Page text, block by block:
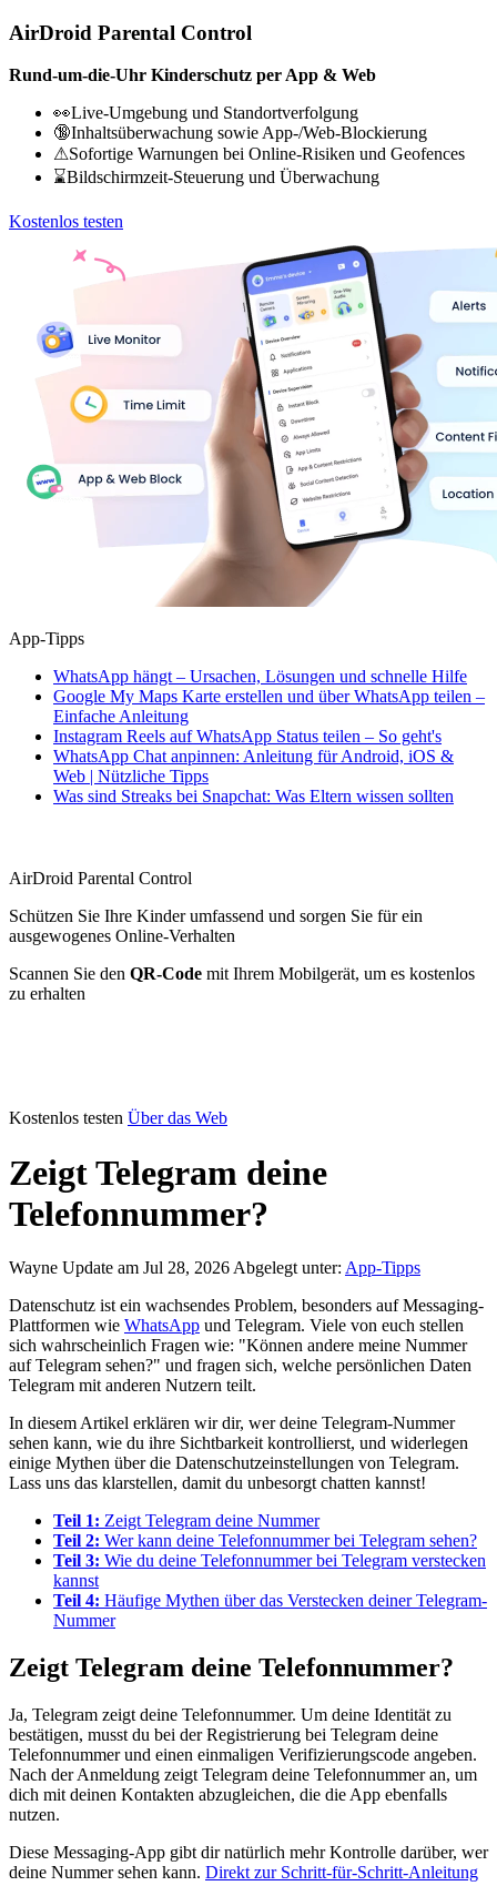
AirDroid Parental Control
Rund-um-die-Uhr Kinderschutz per App & Web
👀Live-Umgebung und Standortverfolgung
🔞Inhaltsüberwachung sowie App-/Web-Blockierung
⚠Sofortige Warnungen bei Online-Risiken und Geofences
⌛Bildschirmzeit-Steuerung und Überwachung
Kostenlos testen
App-Tipps
WhatsApp hängt – Ursachen, Lösungen und schnelle Hilfe
Google My Maps Karte erstellen und über WhatsApp teilen –
Einfache Anleitung
Instagram Reels auf WhatsApp Status teilen – So geht's
WhatsApp Chat anpinnen: Anleitung für Android, iOS &
Web | Nützliche Tipps
Was sind Streaks bei Snapchat: Was Eltern wissen sollten
AirDroid Parental Control
Schützen Sie Ihre Kinder umfassend und sorgen Sie für ein
ausgewogenes Online-Verhalten
Scannen Sie den QR-Code mit Ihrem Mobilgerät, um es kostenlos
zu erhalten
Kostenlos testen Über das Web
Zeigt Telegram deine
Telefonnummer?
Wayne Update am Jul 28, 2026 Abgelegt unter: App-Tipps
Datenschutz ist ein wachsendes Problem, besonders auf Messaging-
Plattformen wie WhatsApp und Telegram. Viele von euch stellen
sich wahrscheinlich Fragen wie: "Können andere meine Nummer
auf Telegram sehen?" und fragen sich, welche persönlichen Daten
Telegram mit anderen Nutzern teilt.
In diesem Artikel erklären wir dir, wer deine Telegram-Nummer
sehen kann, wie du ihre Sichtbarkeit kontrollierst, und widerlegen
einige Mythen über die Datenschutzeinstellungen von Telegram.
Lass uns das klarstellen, damit du unbesorgt chatten kannst!
Teil 1: Zeigt Telegram deine Nummer
Teil 2: Wer kann deine Telefonnummer bei Telegram sehen?
Teil 3: Wie du deine Telefonnummer bei Telegram verstecken
kannst
Teil 4: Häufige Mythen über das Verstecken deiner Telegram-
Nummer
Zeigt Telegram deine Telefonnummer?
Ja, Telegram zeigt deine Telefonnummer. Um deine Identität zu
bestätigen, musst du bei der Registrierung bei Telegram deine
Telefonnummer und einen einmaligen Verifizierungscode angeben.
Nach der Anmeldung zeigt Telegram deine Telefonnummer an, um
dich mit deinen Kontakten abzugleichen, die die App ebenfalls
nutzen.
Diese Messaging-App gibt dir natürlich mehr Kontrolle darüber, wer
deine Nummer sehen kann. Direkt zur Schritt-für-Schritt-Anleitung